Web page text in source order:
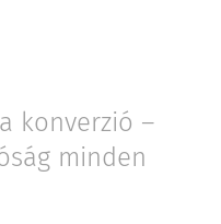
konverzió –
minden